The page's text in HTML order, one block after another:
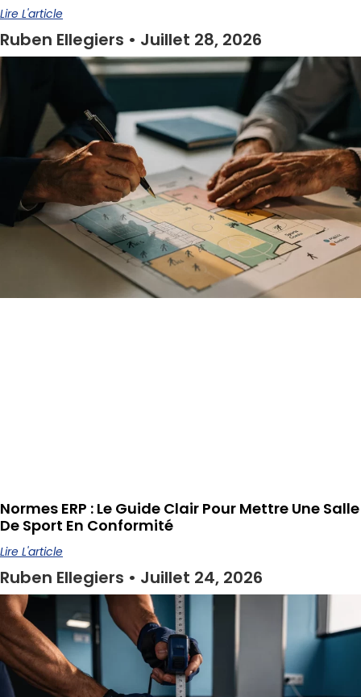
Lire L'article
Ruben Ellegiers Juillet 28, 2026
Normes ERP : Le Guide Clair Pour Mettre Une Salle
De Sport En Conformité
Lire L'article
Ruben Ellegiers Juillet 24, 2026